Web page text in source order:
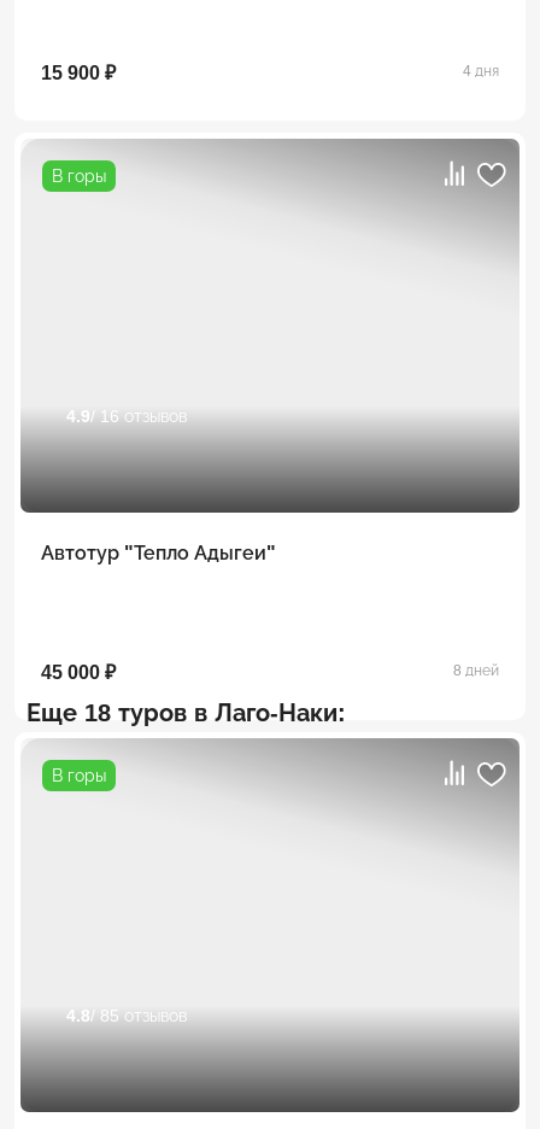
15 900 ₽ 4 дня
В горы
4.9 / 16 отзывов
Автотур "Тепло Адыгеи"
45 000 ₽ 8 дней
Еще 18 туров в Лаго-Наки:
В горы
4.8/ 85 отзывов